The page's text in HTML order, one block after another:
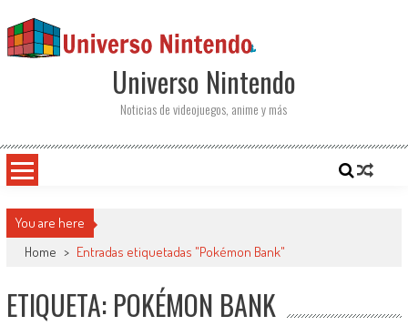
Universo Nintendo
Noticias de videojuegos, anime y más
You are here
Home > Entradas etiquetadas "Pokémon Bank"
ETIQUETA: POKÉMON BANK